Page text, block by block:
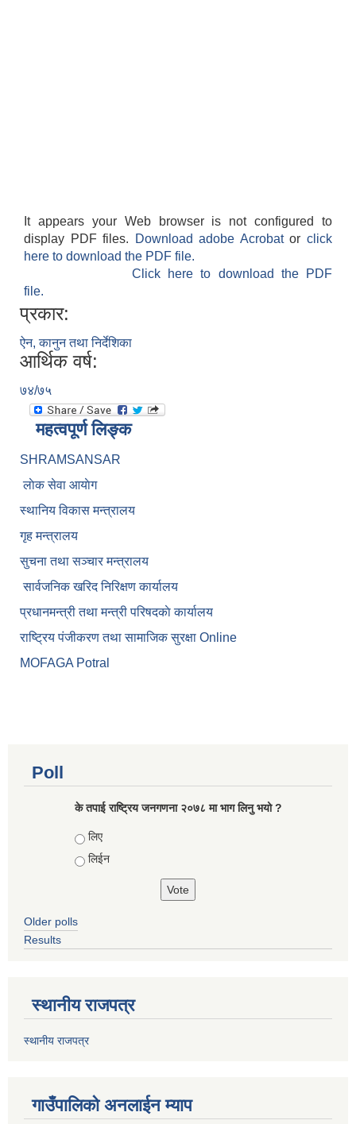
It appears your Web browser is not configured to
display PDF files.
Download adobe Acrobatorclick
here to download the PDF file.
Click here to download the PDF
file.
प्रकार:
ऐन, कानुन तथा निर्देशिका
आर्थिक वर्ष:
७४/७५
महत्वपूर्ण लिङ्क
SHRAMSANSAR
लाेक सेवा आयाेग
स्थानिय विकास मन्त्रालय
गृह मन्त्रालय
सुचना तथा सञ्चार मन्त्रालय
सार्वजनिक खरिद निरिक्षण कार्यालय
प्रधानमन्त्री तथा मन्त्री परिषदकाे कार्यालय
राष्ट्रिय पंजीकरण तथा सामाजिक सुरक्षा Online
MOFAGA Potral
Poll
के तपाई राष्ट्रिय जनगणना २०७८ मा भाग लिनु भयो ?
Choices
लिए
लिईन
Older polls
Results
स्थानीय राजपत्र
स्थानीय राजपत्र
गाउँपालिको अनलाईन म्याप